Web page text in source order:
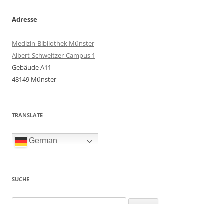
Adresse
Medizin-Bibliothek Münster
Albert-Schweitzer-Campus 1
Gebäude A11
48149 Münster
TRANSLATE
German
SUCHE